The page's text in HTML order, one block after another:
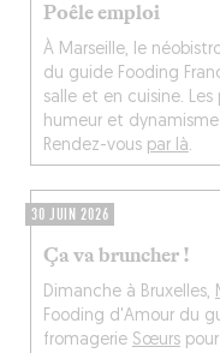
Poêle emploi
À Marseille, le
du guide Fooding
salle et en cuisine. Les
humeur et dynamisme
Rendez-vous par là.
30 JUIN 2026
Ça va bruncher !
Dimanche à Bruxelles,
Fooding d'Amour du
fromagerie Sœurspour